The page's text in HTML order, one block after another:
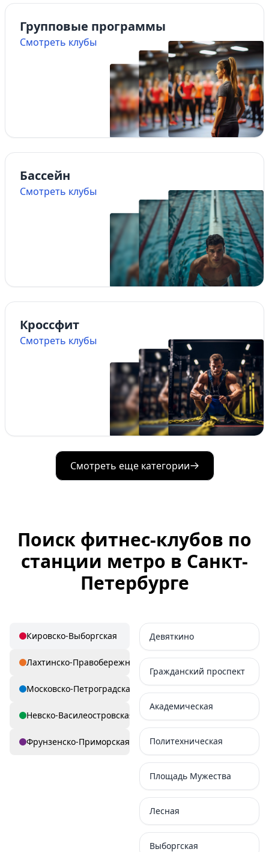
Групповые программы
Смотреть клубы
Бассейн
Смотреть клубы
Кроссфит
Смотреть клубы
Смотреть еще категории
Поиск фитнес-клубов по
станции метро в Санкт-
Петербурге
Кировско-Выборгская
Лахтинско-Правобережная
Московско-Петроградская
Невско-Василеостровская
Фрунзенско-Приморская
Девяткино
Гражданский проспект
Академическая
Политехническая
Площадь Мужества
Лесная
Выборгская